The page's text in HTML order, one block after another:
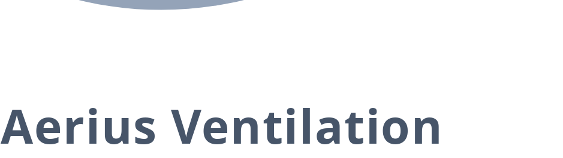
Aerius Ventilation